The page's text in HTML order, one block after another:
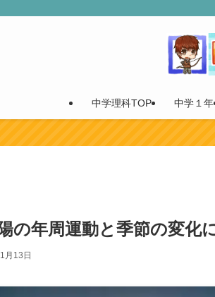
中学理科TOP 中学１年
の年周運動と季節の変化
月13日